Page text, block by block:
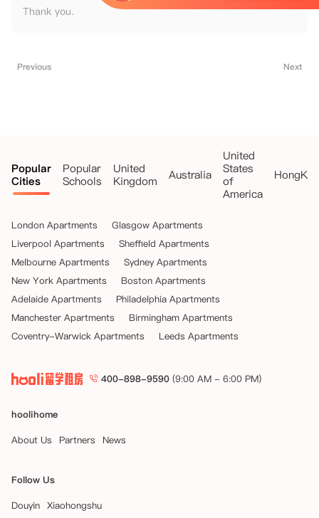
Thank you.
Previous Next
Popular
Cities
Popular
Schools
United
Kingdom
Australia
United
States
of
America
London Apartments
Glasgow Apartments
Liverpool Apartments
Sheffield Apartments
Melbourne Apartments
Sydney Apartments
New York Apartments
Boston Apartments
Adelaide Apartments
Philadelphia Apartments
Manchester Apartments
Birmingham Apartments
Coventry-Warwick Apartments
Leeds Apartments
400-898-9590 (9:00 AM - 6:00 PM)
hoolihome
About Us
Partners News
Follow Us
Douyin Xiaohongshu